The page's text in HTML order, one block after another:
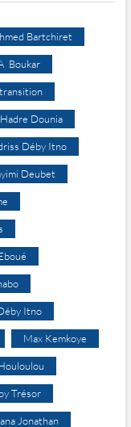
Bartchiret
Boukar
Hadre Dounia
Déby Itno
Deubet
Itno
Max Kemkoye
Trésor
Jonathan